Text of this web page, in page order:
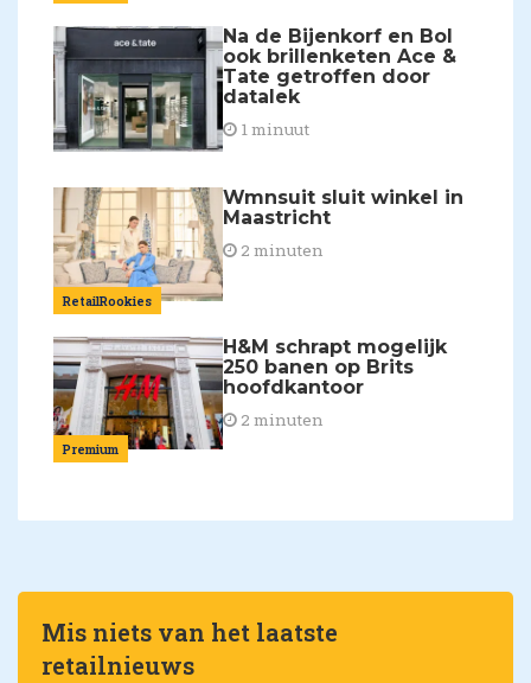
Na de Bijenkorf en Bol
ook brillenketen Ace &
Tate getroffen door
datalek
1 minuut
RetailRookies
Wmnsuit sluit winkel in
Maastricht
2 minuten
Premium
H&M schrapt mogelijk
250 banen op Brits
hoofdkantoor
2 minuten
Mis niets van het laatste
retailnieuws